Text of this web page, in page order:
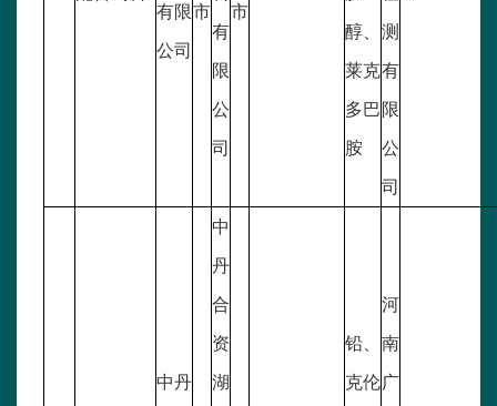
有限
公司
市
有
限
公
司
市
醇、
莱克
多巴
胺
测
有
限
公
司
中丹
中
丹
合
资
湖
铅、
克伦
河
南
广